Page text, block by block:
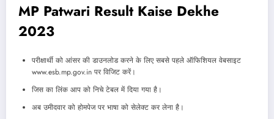
MP Patwari Result Kaise Dekhe
2023
परीक्षार्थी को आंसर की डाउनलोड करने के लिए सबसे पहले ऑफिशियल वेबसाइट
www.esb.mp.gov.in पर विजिट करें।
जिस का लिंक आप को निचे टेबल में दिया गया है।
अब उमीदवार को होमपेज पर भाषा को सेलेक्ट कर लेना है।